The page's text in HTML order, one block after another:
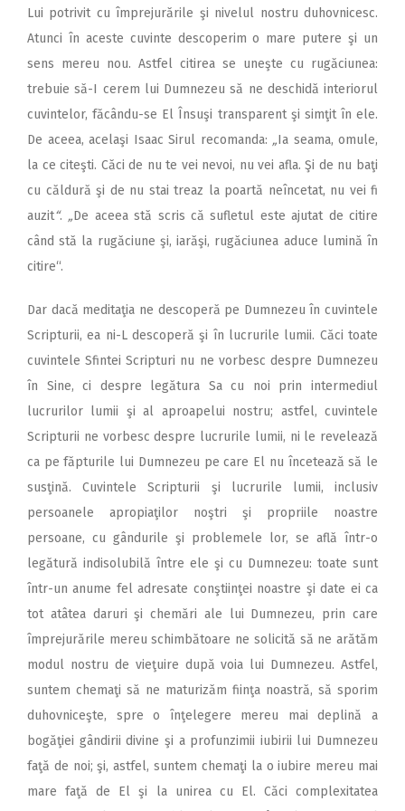
Lui potrivit cu împrejurările şi nivelul nostru duhovnicesc.
Atunci în aceste cuvinte descoperim o mare putere şi un
sens mereu nou. Astfel citirea se uneşte cu rugăciunea:
trebuie să-I cerem lui Dumnezeu să ne deschidă interiorul
cuvintelor, făcându-se El Însuşi transparent şi simţit în ele.
De aceea, acelaşi Isaac Sirul recomanda: „Ia seama, omule,
la ce citeşti. Căci de nu te vei nevoi, nu vei afla. Şi de nu baţi
cu căldură şi de nu stai treaz la poartă neîncetat, nu vei fi
auzit“. „De aceea stă scris că sufletul este ajutat de citire
când stă la rugăciune şi, iarăşi, rugăciunea aduce lumină în
citire“.
Dar dacă meditaţia ne descoperă pe Dumnezeu în cuvintele
Scripturii, ea ni-L descoperă şi în lucrurile lumii. Căci toate
cuvintele Sfintei Scripturi nu ne vorbesc despre Dumnezeu
în Sine, ci despre legătura Sa cu noi prin intermediul
lucrurilor lumii şi al aproapelui nostru; astfel, cuvintele
Scripturii ne vorbesc despre lucrurile lumii, ni le revelează
ca pe făpturile lui Dumnezeu pe care El nu încetează să le
susţină. Cuvintele Scripturii şi lucrurile lumii, inclusiv
persoanele apropiaţilor noştri şi propriile noastre
persoane, cu gândurile şi problemele lor, se află într-o
legătură indisolubilă între ele şi cu Dumnezeu: toate sunt
într-un anume fel adresate conştiinţei noastre şi date ei ca
tot atâtea daruri şi chemări ale lui Dumnezeu, prin care
împrejurările mereu schimbătoare ne solicită să ne arătăm
modul nostru de vieţuire după voia lui Dumnezeu. Astfel,
suntem chemaţi să ne maturizăm fiinţa noastră, să sporim
duhovniceşte, spre o înţelegere mereu mai deplină a
bogăţiei gândirii divine şi a profunzimii iubirii lui Dumnezeu
faţă de noi; şi, astfel, suntem chemaţi la o iubire mereu mai
mare faţă de El şi la unirea cu El. Căci complexitatea